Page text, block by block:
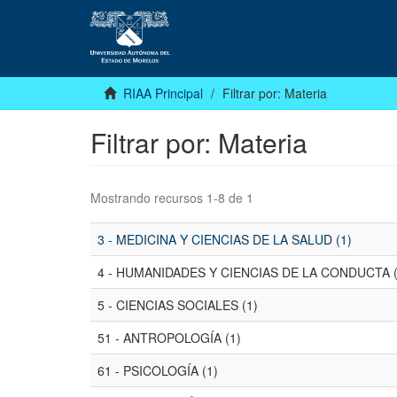
RIAA Principal Filtrar por: Materia
Filtrar por: Materia
Mostrando recursos 1-8 de 1
3 - MEDICINA Y CIENCIAS DE LA SALUD (1)
4 - HUMANIDADES Y CIENCIAS DE LA CONDUCTA
5 - CIENCIAS SOCIALES (1)
51 - ANTROPOLOGÍA (1)
61 - PSICOLOGÍA (1)